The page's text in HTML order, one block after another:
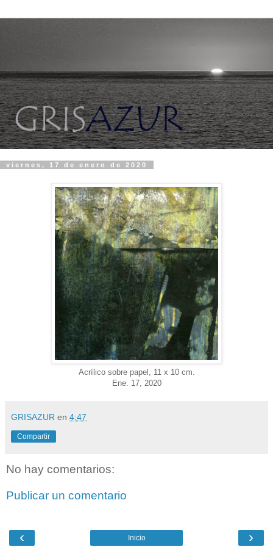
viernes, 17 de enero de 2020
Acrílico sobre papel, 11 x 10 cm.
Ene. 17, 2020
GRISAZUR en 4:47
Compartir
No hay comentarios:
Publicar un comentario
‹ ›
Inicio